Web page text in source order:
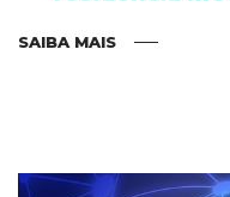
SAIBA MAIS